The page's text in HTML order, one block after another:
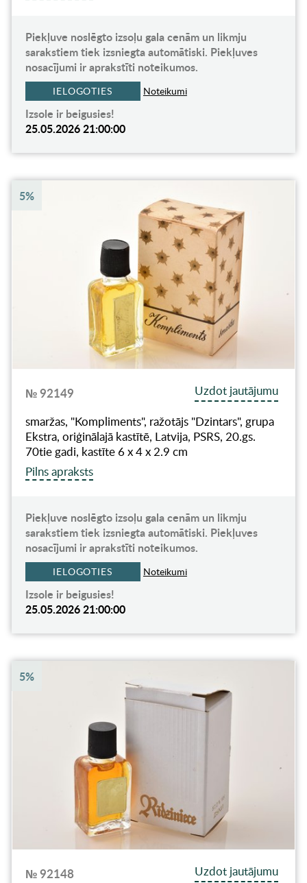
Piekļuve noslēgto izsoļu gala cenām un likmju
sarakstiem tiek izsniegta automātiski. Piekļuves
nosacījumi ir aprakstīti noteikumos.
IELOGOTIES Noteikumi
Izsole ir beigusies!
25.05.2026 21:00:00
5%
№ 92149
Uzdot jautājumu
smaržas, "Kompliments", ražotājs "Dzintars", grupa
Ekstra, oriģinālajā kastītē, Latvija, PSRS, 20.gs.
70tie gadi, kastīte 6 x 4 x 2.9 cm
Pilns apraksts
Piekļuve noslēgto izsoļu gala cenām un likmju
sarakstiem tiek izsniegta automātiski. Piekļuves
nosacījumi ir aprakstīti noteikumos.
IELOGOTIES Noteikumi
Izsole ir beigusies!
25.05.2026 21:00:00
5%
№ 92148
Uzdot jautājumu